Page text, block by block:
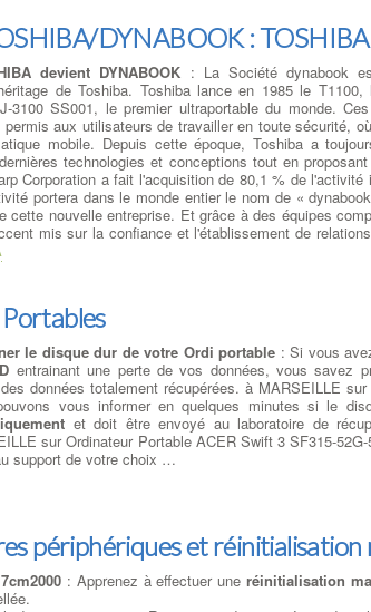
DYNABOOK :
devient DYNABOOK : La Société dynabook
de Toshiba. Toshiba lance en 1985 le
3100 SS001, le premier ultraportable du monde.
aux utilisateurs de travailler en toute sécurité,
mobile. Depuis cette époque, Toshiba a
technologies et conceptions tout en
Corporation a fait l'acquisition de 80,1 % de l'activité
portera dans le monde entier le nom de «
cette nouvelle entreprise. Et grâce à des équipes
mis sur la confiance et l'établissement de
le disque dur de votre Ordi portable : Si vous
entrainant une perte de vos données, vous savez
données totalement récupérées. à MARSEILLE
vous informer en quelques minutes si le
et doit être envoyé au laboratoire de
sur Ordinateur Portable ACER Swift 3 SF315-
support de votre choix …
périphériques et réinitialisation
: Apprenez à effectuer uneréinitialisation